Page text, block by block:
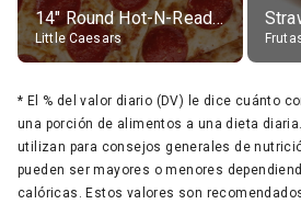
14" Round Hot-N-Ready Pepperoni Pizza
Little Caesars
* El % del valor diario (DV) le dice cuánto
una porción de alimentos a una dieta
utilizan para consejos generales de
pueden ser mayores o menores
calóricas. Estos valores son